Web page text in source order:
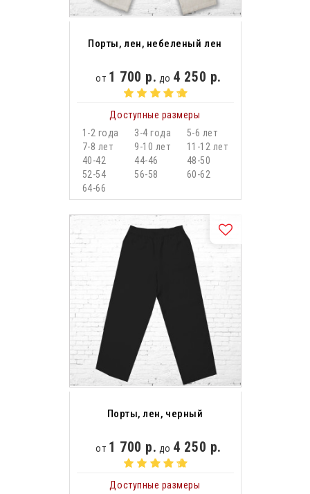
Порты, лен, небеленый лен
от 1 700 р. до 4 250 р.
Доступные размеры
1-2 года
3-4 года
5-6 лет
7-8 лет
9-10 лет
11-12 лет
40-42
44-46
48-50
52-54
56-58
60-62
64-66
Порты, лен, черный
от 1 700 р. до 4 250 р.
Доступные размеры